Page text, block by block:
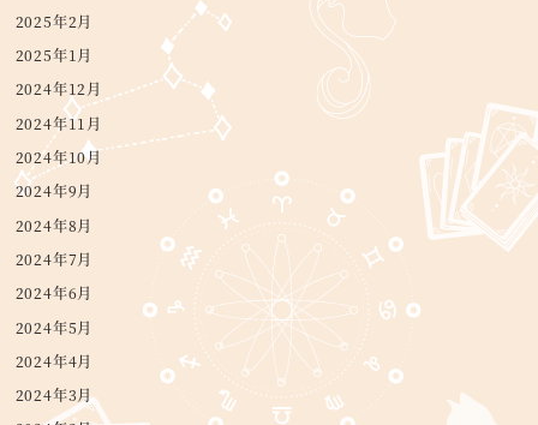
2025年2月
2025年1月
2024年12月
2024年11月
2024年10月
2024年9月
2024年8月
2024年7月
2024年6月
2024年5月
2024年4月
2024年3月